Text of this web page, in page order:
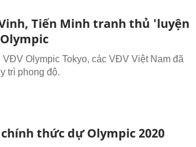
Tiến Minh tranh thủ 'luyện
VĐV Olympic Tokyo, các VĐV Việt Nam đã
trì phong độ.
thức dự Olympic 2020